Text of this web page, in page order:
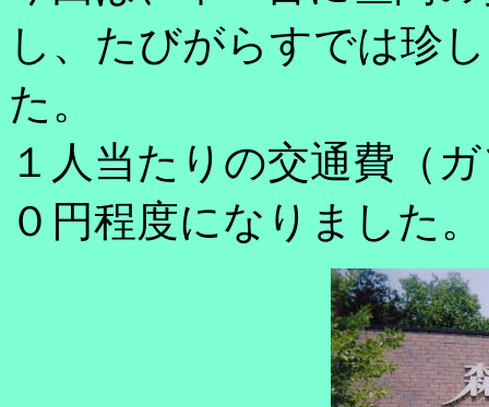
し、たびがらすでは珍
た。
１人当たりの交通費（
０円程度になりました。